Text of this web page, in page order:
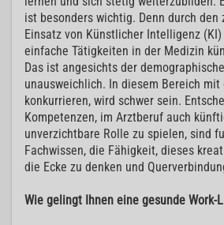
ist besonders wichtig. Denn durch den
Einsatz von Künstlicher Intelligenz
einfache Tätigkeiten in der Medizin
Das ist angesichts der
unausweichlich. In diesem Bereich mit
konkurrieren, wird schwer sein.
Kompetenzen, im Arztberuf auch
unverzichtbare Rolle zu spielen, sind
Fachwissen, die Fähigkeit, dieses
die Ecke zu denken und
Wie gelingt Ihnen eine gesunde Work-